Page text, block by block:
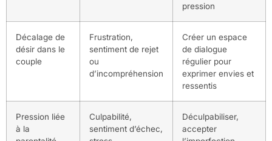
pression
Décalage de
désir dans le
couple
Frustration,
sentiment de rejet
ou
d’incompréhension
Créer un espace
de dialogue
régulier pour
exprimer envies et
ressentis
Pression liée
à la
Culpabilité,
sentiment d’échec,
Déculpabiliser,
accepter